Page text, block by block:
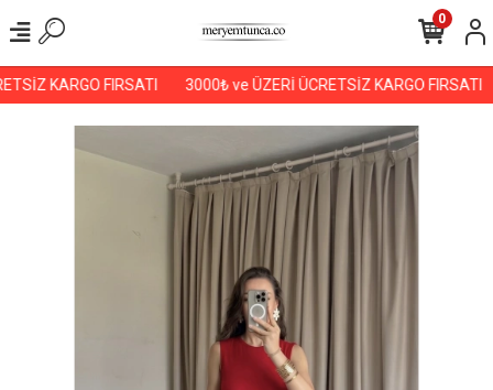
KARGO FIRSATI 3000₺ ve ÜZERİ ÜCRETSİZ KARGO FIRSATI
0